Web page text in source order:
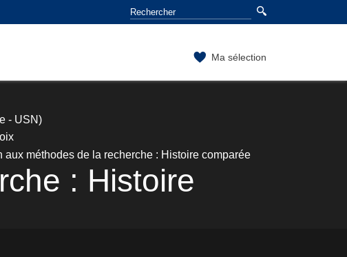
Ma sélection
- USN)
aux méthodes de la recherche : Histoire comparée
: Histoire